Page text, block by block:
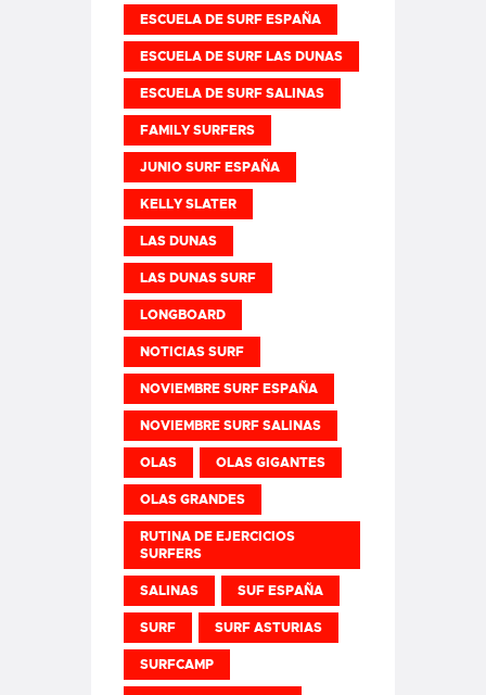
ESCUELA DE SURF ESPAÑA
ESCUELA DE SURF LAS DUNAS
ESCUELA DE SURF SALINAS
FAMILY SURFERS
JUNIO SURF ESPAÑA
KELLY SLATER
LAS DUNAS
LAS DUNAS SURF
LONGBOARD
NOTICIAS SURF
NOVIEMBRE SURF ESPAÑA
NOVIEMBRE SURF SALINAS
OLAS OLAS GIGANTES
OLAS GRANDES
RUTINA DE EJERCICIOS
SURFERS
SALINAS SUF ESPAÑA
SURF SURF ASTURIAS
SURFCAMP